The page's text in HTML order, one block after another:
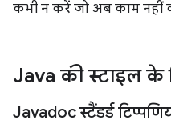
कभी न करें जो अब काम नहीं
Java की स्टाइल के
Javadoc स्टैंडर्ड